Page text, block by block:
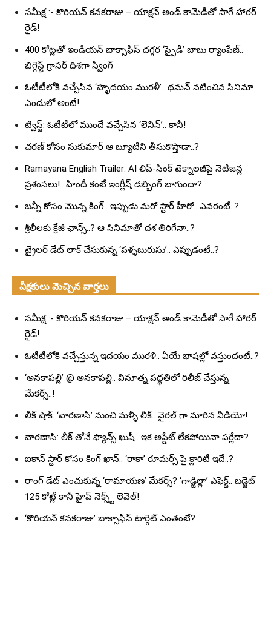
సమీక్ష :- కొరియన్ కనకరాజు – యాక్షన్ అండ్ కామెడీతో సాగే హారర్
రైడ్!
400 కోట్లతో ఇండియన్ బాక్సాఫీస్ దగ్గర ‘స్పైడీ’ బాబు ర్యాంపేజ్..
బిగ్గెస్ట్ గ్రాసర్ దిశగా స్వింగ్
ఓటీటీలోకి వచ్చేసిన ‘హృదయం మురళీ’.. థమన్ నటించిన సినిమా
ఎందులో అంటే!
ట్విస్ట్: ఓటీటీలో ముందే వచ్చేసిన ‘లెనిన్’.. కానీ!
చరణ్ కోసం సుకుమార్ ఆ బ్యూటీని తీసుకొస్తాడా..?
Ramayana English Trailer: AI లిప్-సింక్ టెక్నాలజీపై నెటిజన్ల
ప్రశంసలు!.. హిందీ కంటే ఇంగ్లీష్ డబ్బింగ్ బాగుందా?
బన్నీ కోసం మొన్న కింగ్.. ఇప్పుడు మరో స్టార్ హీరో.. ఎవరంటే..?
శ్రీలీలకు క్రేజీ ఛాన్స్..? ఆ సినిమాతో దశ తిరిగేనా..?
ట్రైలర్ డేట్ లాక్ చేసుకున్న ‘పళ్ళబురుసు’.. ఎప్పుడంటే..?
వీక్షకులు మెచ్చిన వార్తలు
సమీక్ష :- కొరియన్ కనకరాజు – యాక్షన్ అండ్ కామెడీతో సాగే హారర్
రైడ్!
ఓటీటీలోకి వచ్చేస్తున్న ఇదయం మురళి.. ఏయే భాషల్లో వస్తుందంటే..?
‘అనకాపల్లి’ @ అనకాపల్లి.. వినూత్న పద్ధతిలో రిలీజ్ చేస్తున్న
మేకర్స్..!
లీక్ షాక్: ‘వారణాసి’ నుంచి మళ్ళీ లీక్.. వైరల్ గా మారిన వీడియో!
వారణాసి: లీక్ తోనే ఫ్యాన్స్ ఖుషీ.. ఇక అప్డేట్ లేకపోయినా పర్లేదా?
ఐకాన్ స్టార్ కోసం కింగ్ ఖాన్.. ‘రాకా’ రూమర్స్ పై క్లారిటీ ఇదే..?
రాంగ్ డేట్ ఎంచుకున్న ‘రామాయణ’ మేకర్స్? ‘గాడ్జిల్లా’ ఎఫెక్ట్.. బడ్జెట్
125 కోట్లే కానీ హైప్ నెక్స్ట్ లెవెల్!
‘కొరియన్ కనకరాజు’ బాక్సాఫీస్ టార్గెట్ ఎంతంటే?